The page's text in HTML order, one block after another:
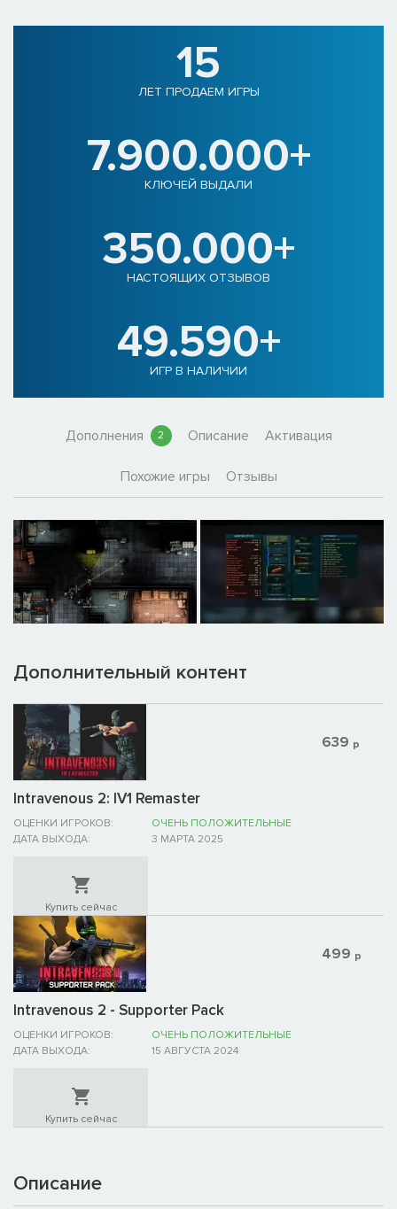
15
ЛЕТ ПРОДАЕМ ИГРЫ
7.900.000+
КЛЮЧЕЙ ВЫДАЛИ
350.000+
НАСТОЯЩИХ ОТЗЫВОВ
49.590+
ИГР В НАЛИЧИИ
Дополнения 2 Описание Активация
Похожие игры Отзывы
Дополнительный контент
Intravenous 2: IV1 Remaster
ОЦЕНКИ ИГРОКОВ:
ОЧЕНЬ ПОЛОЖИТЕЛЬНЫЕ
ДАТА ВЫХОДА:
3 МАРТА 2025
639 р
Купить сейчас
Intravenous 2 - Supporter Pack
ОЦЕНКИ ИГРОКОВ:
ОЧЕНЬ ПОЛОЖИТЕЛЬНЫЕ
ДАТА ВЫХОДА:
15 АВГУСТА 2024
499 р
Купить сейчас
Описание